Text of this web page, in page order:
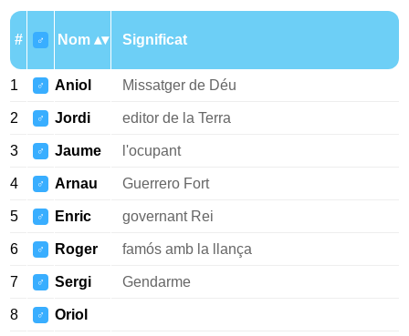
# ♂ Nom Significat
1 ♂ Aniol Missatger de Déu
2 ♂ Jordi editor de la Terra
3 ♂ Jaume l'ocupant
4 ♂ Arnau Guerrero Fort
5 ♂ Enric governant Rei
6 ♂ Roger famós amb la llança
7 ♂ Sergi Gendarme
8 ♂ Oriol